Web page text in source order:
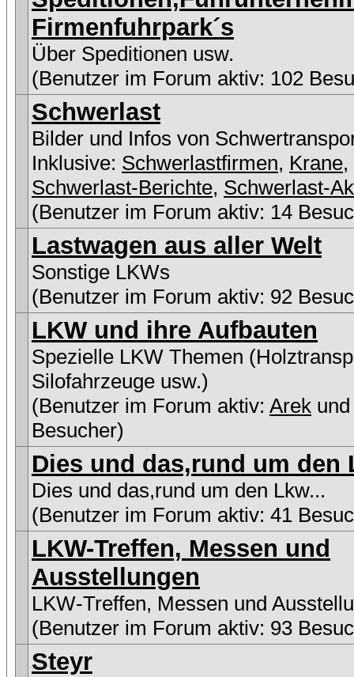
Firmenfuhrpark´s
Über Speditionen usw.
(Benutzer im Forum aktiv: 102
Schwerlast
Bilder und Infos von
Inklusive: Schwerlastfirmen, Krane,
Schwerlast-Berichte, Schwerlast-
(Benutzer im Forum aktiv: 14
Lastwagen aus aller Welt
Sonstige LKWs
(Benutzer im Forum aktiv: 92
LKW und ihre Aufbauten
Spezielle LKW Themen
Silofahrzeuge usw.)
(Benutzer im Forum aktiv: Arek
Besucher)
Dies und das,rund um den
Dies und das,rund um den Lkw...
(Benutzer im Forum aktiv: 41
LKW-Treffen, Messen und
Ausstellungen
LKW-Treffen, Messen und
(Benutzer im Forum aktiv: 93
Steyr